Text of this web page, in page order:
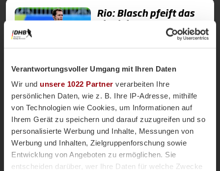
Verantwortungsvoller Umgang mit Ihren Daten
Wir und unsere 1022 Partner verarbeiten Ihre
persönlichen Daten, wie z. B. Ihre IP-Adresse, mithilfe
von Technologien wie Cookies, um Informationen auf
Ihrem Gerät zu speichern und darauf zuzugreifen und so
personalisierte Werbung und Inhalte, Messungen von
Werbung und Inhalten, Zielgruppenforschung sowie
Entwicklung von Angeboten zu ermöglichen. Sie
entscheiden darüber, wer Ihre Daten für welche Zwecke
Spielen.
Rio: Blasch pfeift das
Finale!
Schiedsrichter
Rio: Penalty-Pech für
Danas!